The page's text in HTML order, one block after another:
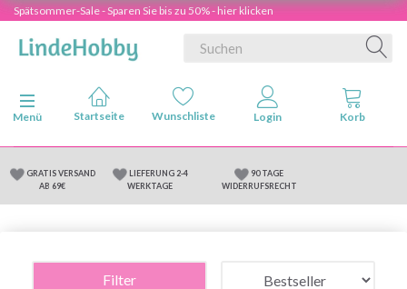
Spätsommer-Sale - Sparen Sie bis zu 50% - hier klicken
Anzeige ändern
Menü
GRATIS VERSAND
AB 69€
LIEFERUNG 2-4
WERKTAGE
90 TAGE
WIDERRUFSRECHT
Filter